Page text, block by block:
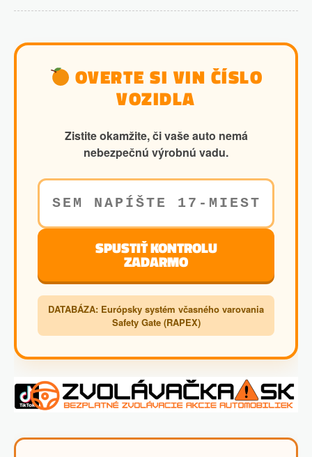
OVERTE SI VIN ČÍSLO
VOZIDLA
Zistite okamžite, či vaše auto nemá
nebezpečnú výrobnú vadu.
SPUSTIŤ KONTROLU
ZADARMO
DATABÁZA: Európsky systém včasného varovania
Safety Gate (RAPEX)